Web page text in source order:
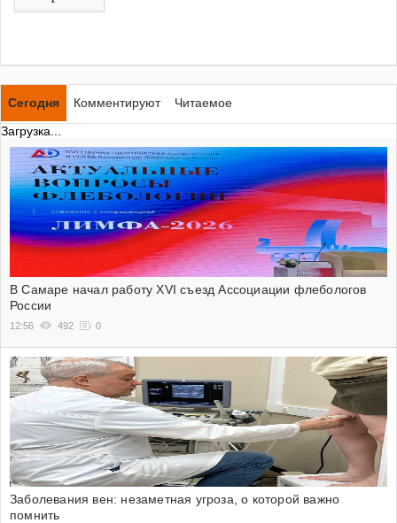
Сегодня Комментируют
Читаемое
Загрузка...
В Самаре начал работу XVI съезд Ассоциации флебологов
России
12:56 492 0
Заболевания вен: незаметная угроза, о которой важно
помнить